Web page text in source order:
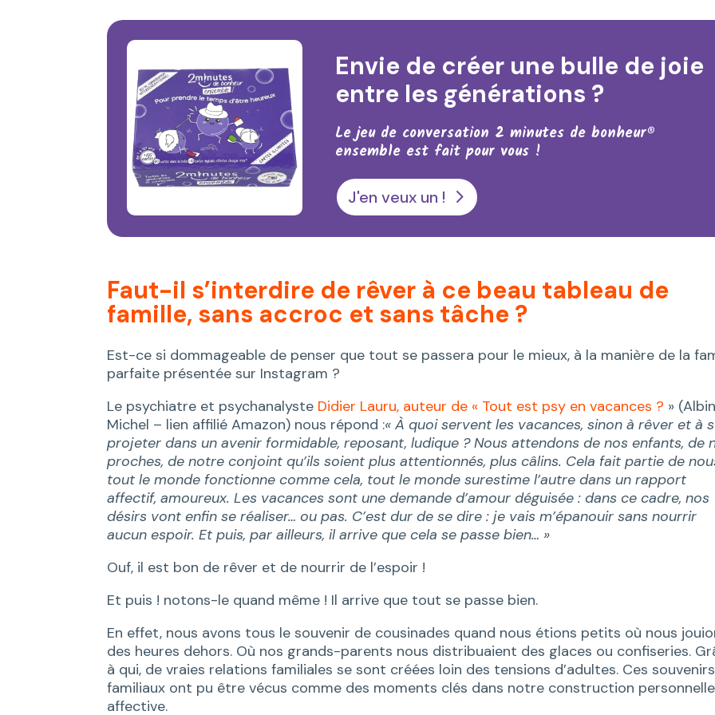
Envie de créer une bulle de joie
entre les générations ?
Le jeu de conversation 2 minutes de bonheur®
ensemble est fait pour vous !
J'en veux un !
Faut-il s’interdire de rêver à ce beau tableau de
famille, sans accroc et sans tâche ?
Est-ce si dommageable de penser que tout se passera pour le mieux, à la manière de la
parfaite présentée sur Instagram ?
Le psychiatre et psychanalyste Didier Lauru, auteur de « Tout est psy en vacances ? »
Michel – lien affilié Amazon) nous répond :« À quoi servent les vacances, sinon à rêver et à
projeter dans un avenir formidable, reposant, ludique ? Nous attendons de nos enfants, de
proches, de notre conjoint qu’ils soient plus attentionnés, plus câlins. Cela fait partie de
tout le monde fonctionne comme cela, tout le monde surestime l’autre dans un rapport
affectif, amoureux. Les vacances sont une demande d’amour déguisée : dans ce cadre, nos
désirs vont enfin se réaliser… ou pas. C’est dur de se dire : je vais m’épanouir sans nourrir
aucun espoir. Et puis, par ailleurs, il arrive que cela se passe bien… »
Ouf, il est bon de rêver et de nourrir de l’espoir !
Et puis ! notons-le quand même ! Il arrive que tout se passe bien.
En effet, nous avons tous le souvenir de cousinades quand nous étions petits où nous
des heures dehors. Où nos grands-parents nous distribuaient des glaces ou confiseries.
à qui, de vraies relations familiales se sont créées loin des tensions d’adultes. Ces souvenirs
familiaux ont pu être vécus comme des moments clés dans notre construction
affective.